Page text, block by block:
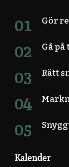
Gör
Gå
Rätt
Kalender